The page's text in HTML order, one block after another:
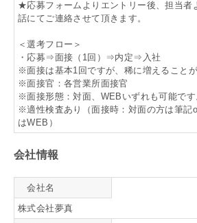
★応募フォームよりエントリー後、担当者
話にてご連絡させて頂きます。
＜選考フロー＞
・応募⇒面接（1回）⇒内定⇒入社
※面接は基本1回ですが、稀に増えることが
※面接官：各営業所面接官
※面接形態：対面、WEBいずれも可能です
※適性検査あり（面接時：対面の方は筆記
はWEB）
会社情報
会社名
株式会社夢真